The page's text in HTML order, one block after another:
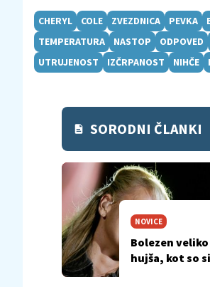
CHERYL COLE ZVEZDNICA PEVKA
TEMPERATURA
NASTOP ODPOVED
UTRUJENOST
IZČRPANOST NIHČE
SORODNI ČLANKI
NOVICE
Bolezen veliko
hujša, kot so si